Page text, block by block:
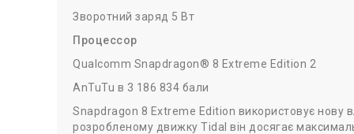
Зворотний заряд 5 Вт
Процессор
Qualcomm Snapdragon® 8 Extreme Edition 2
AnTuTu в 3 186 834 бали
Snapdragon 8 Extreme Edition використовує нову
розробленому движку Tidal він досягає